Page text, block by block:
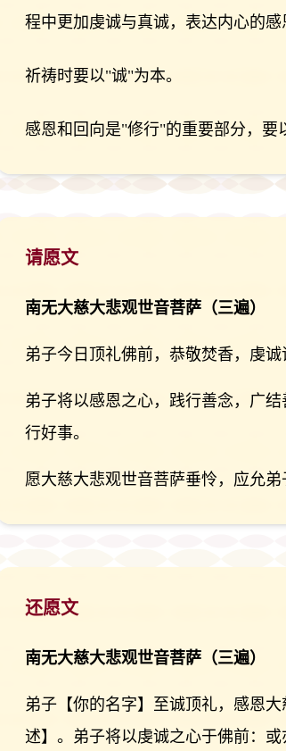
程中更加虔诚与真诚，表达内心的感
祈祷时要以"诚"为本。
感恩和回向是"修行"的重要部分，要
请愿文
南无大慈大悲观世音菩萨（三遍）
弟子今日顶礼佛前，恭敬焚香，虔
弟子将以感恩之心，践行善念，广
行好事。
愿大慈大悲观世音菩萨垂怜，应允
还愿文
南无大慈大悲观世音菩萨（三遍）
弟子【你的名字】至诚顶礼，感恩
述】。弟子将以虔诚之心于佛前：